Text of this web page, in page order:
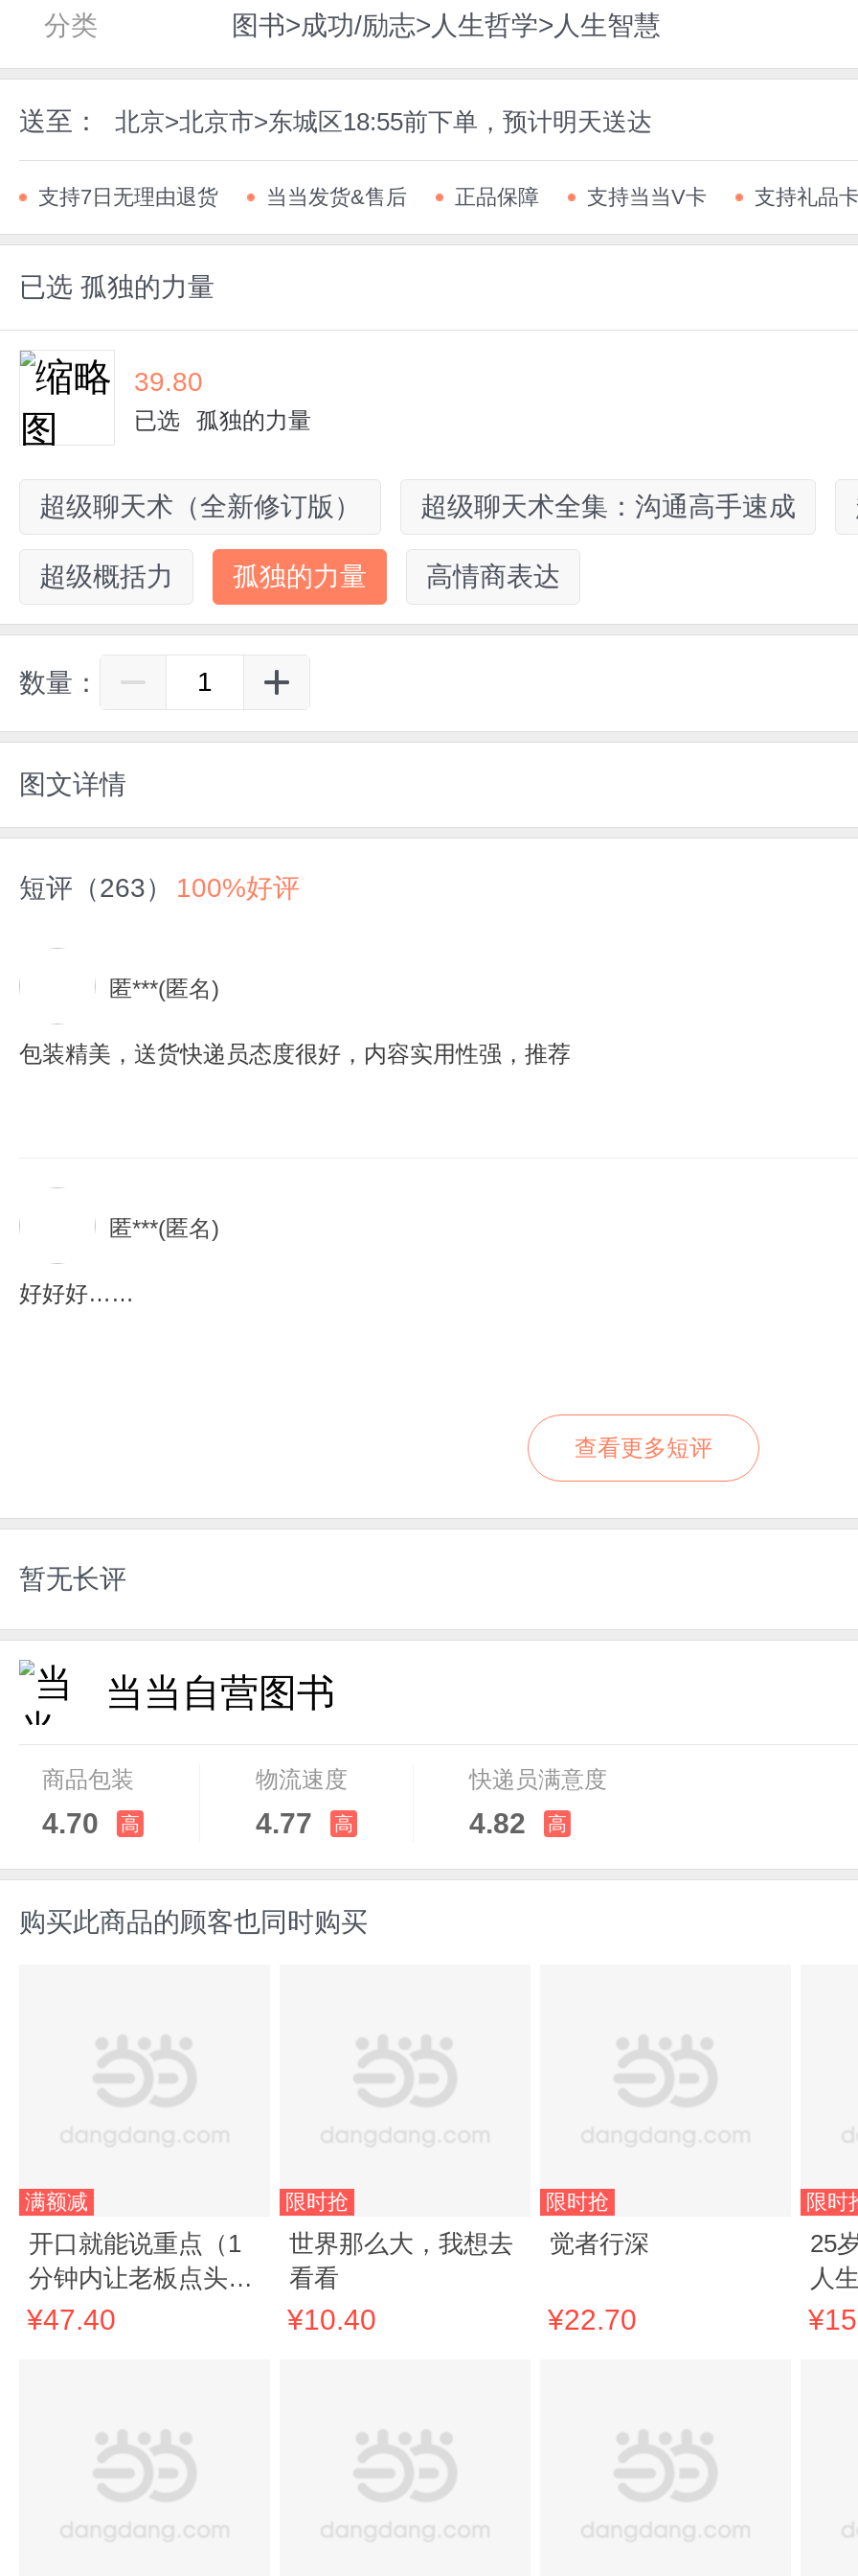
分类 图书>成功/励志>人生哲学>人生智慧
送至： 北京>北京市>东城区18:55前下单，预计明天送达
支持7日无理由退货 当当发货&售后 正品保障 支持当当V卡 支持礼品
已选 孤独的力量
39.80
已选 孤独的力量
超级聊天术（全新修订版） 超级聊天术全集：沟通高手速成
超级概括力 孤独的力量 高情商表达
数量：
图文详情
短评（263） 100%好评
匿***(匿名)
包装精美，送货快递员态度很好，内容实用性强，推荐
匿***(匿名)
好好好……
查看更多短评
暂无长评
当当自营图书
商品包装
4.70 高
物流速度
4.77 高
快递员满意度
4.82 高
购买此商品的顾客也同时购买
满额减
开口就能说重点（1
分钟内让老板点头、
同行叫好、客户埋单
力副总监郭宏
¥47.40
限时抢
世界那么大，我想去
看看
¥10.40
限时抢
觉者行深
¥22.70
限时
25
人
悔